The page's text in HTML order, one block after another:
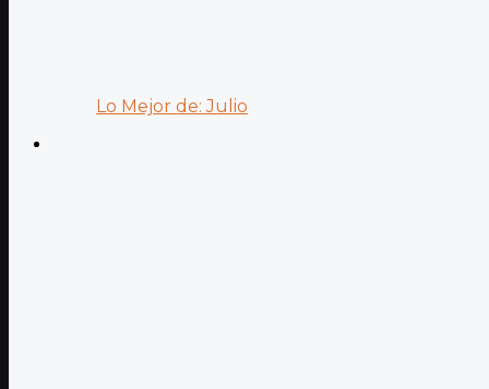
Lo Mejor de: Julio